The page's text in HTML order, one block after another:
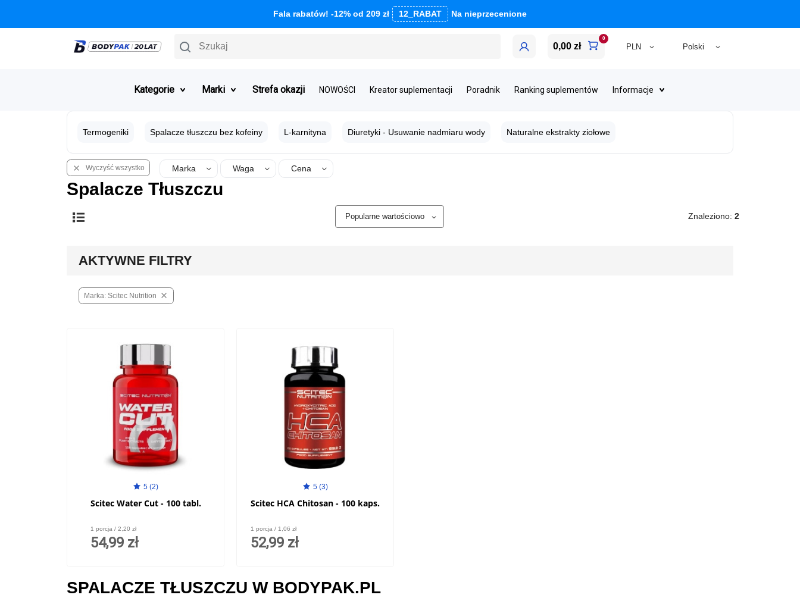
Fala rabatów! -12% od 209 zł 12_RABAT Na nieprzecenione
Szukaj 0,00 zł
0
Kategorie Marki Strefa okazji NOWOŚCI Kreator suplementacji Poradnik Ranking suplementów Informacje
Termogeniki Spalacze tłuszczu bez kofeiny L-karnityna Diuretyki - Usuwanie nadmiaru wody Naturalne ekstrakty ziołowe
 Wyczyść wszystko Marka Waga Cena
Spalacze Tłuszczu
Znaleziono: 2
AKTYWNE FILTRY
Marka: Scitec Nutrition 
5 (2)
Scitec Water Cut - 100 tabl.
1 porcja / 2,20 zł
54,99 zł
5 (3)
Scitec HCA Chitosan - 100 kaps.
1 porcja / 1,06 zł
52,99 zł
SPALACZE TŁUSZCZU W BODYPAK.PL